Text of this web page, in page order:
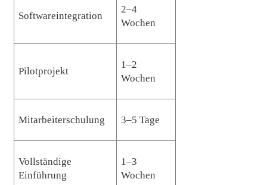
Softwareintegration
2–4
Wochen
Pilotprojekt
1–2
Wochen
Mitarbeiterschulung 3–5 Tage
Vollständige
Einführung
1–3
Wochen